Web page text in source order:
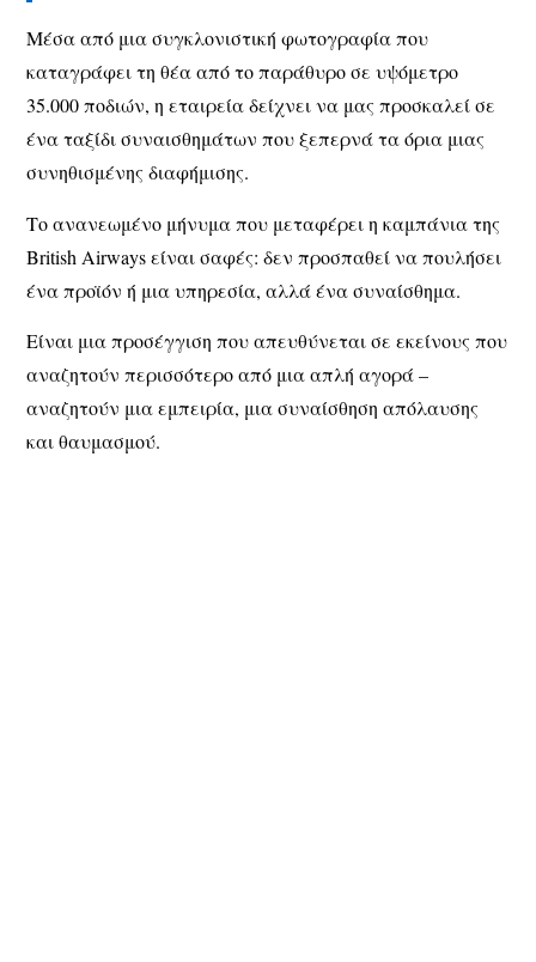
Μέσα από μια συγκλονιστική φωτογραφία που
καταγράφει τη θέα από το παράθυρο σε υψόμετρο
35.000 ποδιών, η εταιρεία δείχνει να μας προσκαλεί σε
ένα ταξίδι συναισθημάτων που ξεπερνά τα όρια μιας
συνηθισμένης διαφήμισης.
Το ανανεωμένο μήνυμα που μεταφέρει η καμπάνια της
British Airways είναι σαφές: δεν προσπαθεί να πουλήσει
ένα προϊόν ή μια υπηρεσία, αλλά ένα συναίσθημα.
Είναι μια προσέγγιση που απευθύνεται σε εκείνους που
αναζητούν περισσότερο από μια απλή αγορά –
αναζητούν μια εμπειρία, μια συναίσθηση απόλαυσης
και θαυμασμού.